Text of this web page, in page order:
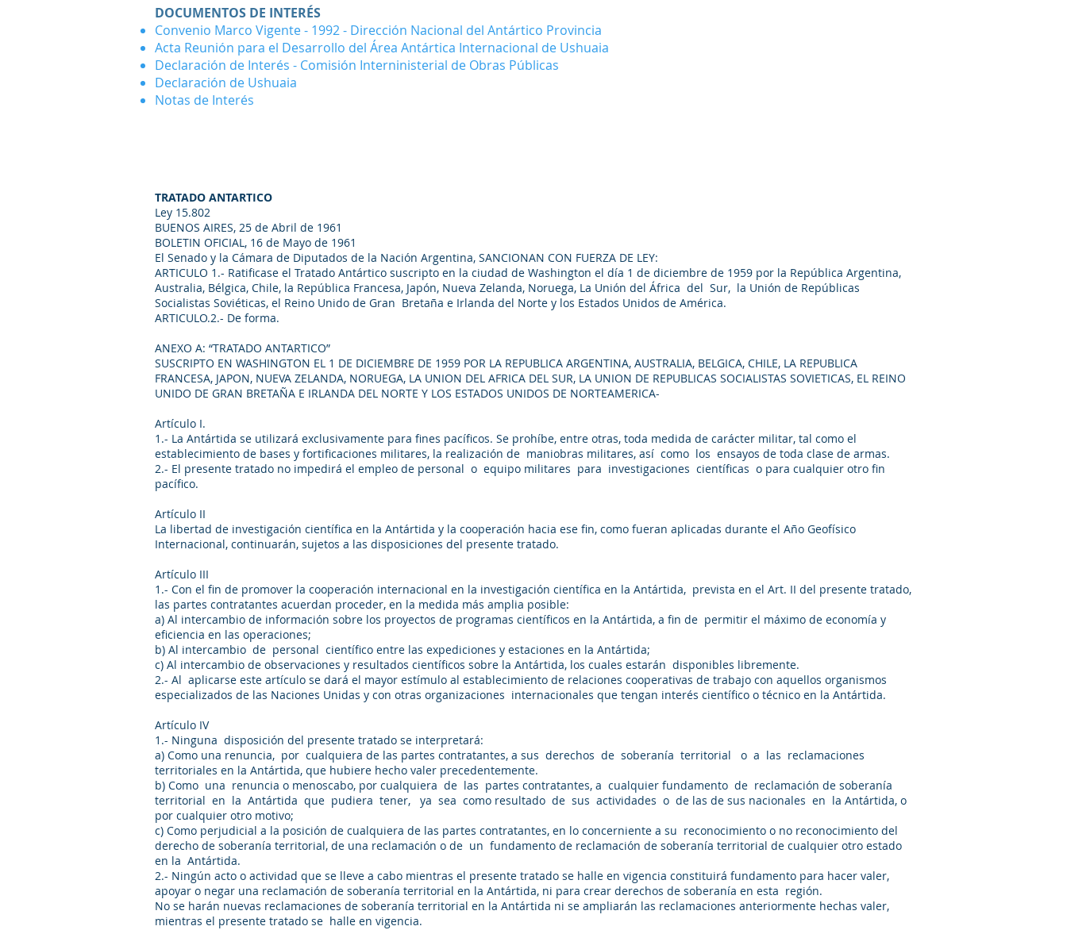
DOCUMENTOS DE INTERÉS
Convenio Marco Vigente - 1992 - Dirección Nacional del Antártico Provincia
Acta Reunión para el Desarrollo del Área Antártica Internacional de Ushuaia
Declaración de Interés - Comisión Interninisterial de Obras Públicas
Declaración de Ushuaia
Notas de Interés
TRATADO ANTARTICO
Ley 15.802
BUENOS AIRES, 25 de Abril de 1961
BOLETIN OFICIAL, 16 de Mayo de 1961
El Senado y la Cámara de Diputados de la Nación Argentina, SANCIONAN CON FUERZA DE LEY:
ARTICULO 1.- Ratificase el Tratado Antártico suscripto en la ciudad de Washington el día 1 de diciembre de 1959 por la República Argentina,
Australia, Bélgica, Chile, la República Francesa, Japón, Nueva Zelanda, Noruega, La Unión del África del Sur, la Unión de Repúblicas
Socialistas Soviéticas, el Reino Unido de Gran Bretaña e Irlanda del Norte y los Estados Unidos de América.
ARTICULO.2.- De forma.
ANEXO A: “TRATADO ANTARTICO”
SUSCRIPTO EN WASHINGTON EL 1 DE DICIEMBRE DE 1959 POR LA REPUBLICA ARGENTINA, AUSTRALIA, BELGICA, CHILE, LA REPUBLICA
FRANCESA, JAPON, NUEVA ZELANDA, NORUEGA, LA UNION DEL AFRICA DEL SUR, LA UNION DE REPUBLICAS SOCIALISTAS SOVIETICAS, EL REINO
UNIDO DE GRAN BRETAÑA E IRLANDA DEL NORTE Y LOS ESTADOS UNIDOS DE NORTEAMERICA-
Artículo I.
1.- La Antártida se utilizará exclusivamente para fines pacíficos. Se prohíbe, entre otras, toda medida de carácter militar, tal como el
establecimiento de bases y fortificaciones militares, la realización de maniobras militares, así como los ensayos de toda clase de armas.
2.- El presente tratado no impedirá el empleo de personal o equipo militares para investigaciones científicas o para cualquier otro fin
pacífico.
Artículo II
La libertad de investigación científica en la Antártida y la cooperación hacia ese fin, como fueran aplicadas durante el Año Geofísico
Internacional, continuarán, sujetos a las disposiciones del presente tratado.
Artículo III
1.- Con el fin de promover la cooperación internacional en la investigación científica en la Antártida, prevista en el Art. II del presente tratado,
las partes contratantes acuerdan proceder, en la medida más amplia posible:
a) Al intercambio de información sobre los proyectos de programas científicos en la Antártida, a fin de permitir el máximo de economía y
eficiencia en las operaciones;
b) Al intercambio de personal científico entre las expediciones y estaciones en la Antártida;
c) Al intercambio de observaciones y resultados científicos sobre la Antártida, los cuales estarán disponibles libremente.
2.- Al aplicarse este artículo se dará el mayor estímulo al establecimiento de relaciones cooperativas de trabajo con aquellos organismos
especializados de las Naciones Unidas y con otras organizaciones internacionales que tengan interés científico o técnico en la Antártida.
Artículo IV
1.- Ninguna disposición del presente tratado se interpretará:
a) Como una renuncia, por cualquiera de las partes contratantes, a sus derechos de soberanía territorial o a las reclamaciones
territoriales en la Antártida, que hubiere hecho valer precedentemente.
b) Como una renuncia o menoscabo, por cualquiera de las partes contratantes, a cualquier fundamento de reclamación de soberanía
territorial en la Antártida que pudiera tener, ya sea como resultado de sus actividades o de las de sus nacionales en la Antártida, o
por cualquier otro motivo;
c) Como perjudicial a la posición de cualquiera de las partes contratantes, en lo concerniente a su reconocimiento o no reconocimiento del
derecho de soberanía territorial, de una reclamación o de un fundamento de reclamación de soberanía territorial de cualquier otro estado
en la Antártida.
2.- Ningún acto o actividad que se lleve a cabo mientras el presente tratado se halle en vigencia constituirá fundamento para hacer valer,
apoyar o negar una reclamación de soberanía territorial en la Antártida, ni para crear derechos de soberanía en esta región.
No se harán nuevas reclamaciones de soberanía territorial en la Antártida ni se ampliarán las reclamaciones anteriormente hechas valer,
mientras el presente tratado se halle en vigencia.